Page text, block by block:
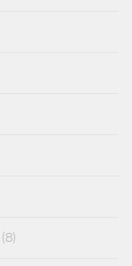
(8)